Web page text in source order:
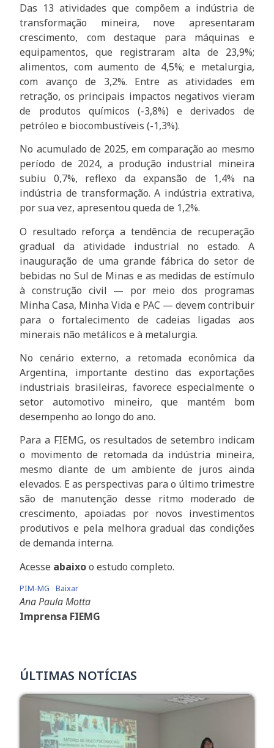
Das 13 atividades que compõem a indústria de
transformação mineira, nove apresentaram
crescimento, com destaque para máquinas e
equipamentos, que registraram alta de 23,9%;
alimentos, com aumento de 4,5%; e metalurgia,
com avanço de 3,2%. Entre as atividades em
retração, os principais impactos negativos vieram
de produtos químicos (-3,8%) e derivados de
petróleo e biocombustíveis (-1,3%).
No acumulado de 2025, em comparação ao mesmo
período de 2024, a produção industrial mineira
subiu 0,7%, reflexo da expansão de 1,4% na
indústria de transformação. A indústria extrativa,
por sua vez, apresentou queda de 1,2%.
O resultado reforça a tendência de recuperação
gradual da atividade industrial no estado. A
inauguração de uma grande fábrica do setor de
bebidas no Sul de Minas e as medidas de estímulo
à construção civil — por meio dos programas
Minha Casa, Minha Vida e PAC — devem contribuir
para o fortalecimento de cadeias ligadas aos
minerais não metálicos e à metalurgia.
No cenário externo, a retomada econômica da
Argentina, importante destino das exportações
industriais brasileiras, favorece especialmente o
setor automotivo mineiro, que mantém bom
desempenho ao longo do ano.
Para a FIEMG, os resultados de setembro indicam
o movimento de retomada da indústria mineira,
mesmo diante de um ambiente de juros ainda
elevados. E as perspectivas para o último trimestre
são de manutenção desse ritmo moderado de
crescimento, apoiadas por novos investimentos
produtivos e pela melhora gradual das condições
de demanda interna.
Acesse abaixoo estudo completo.
PIM-MG Baixar
Ana Paula Motta
Imprensa FIEMG
ÚLTIMAS NOTÍCIAS